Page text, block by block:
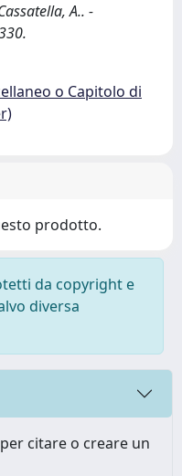
A.. -
o Capitolo di
prodotto.
da copyright e
diversa
citare o creare un